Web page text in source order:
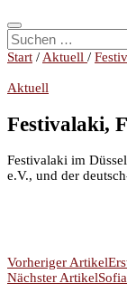
Suchen
nach:
Start / Aktuell /
Aktuell
Festivalaki,
Festivalaki im
e.V., und der
Vorheriger Artikel
Nächster Artikel